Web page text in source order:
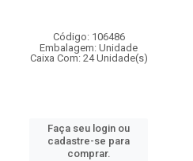
Código: 106486
Embalagem: Unidade
Caixa Com: 24 Unidade(s)
Faça seu login ou
cadastre-se para
comprar.